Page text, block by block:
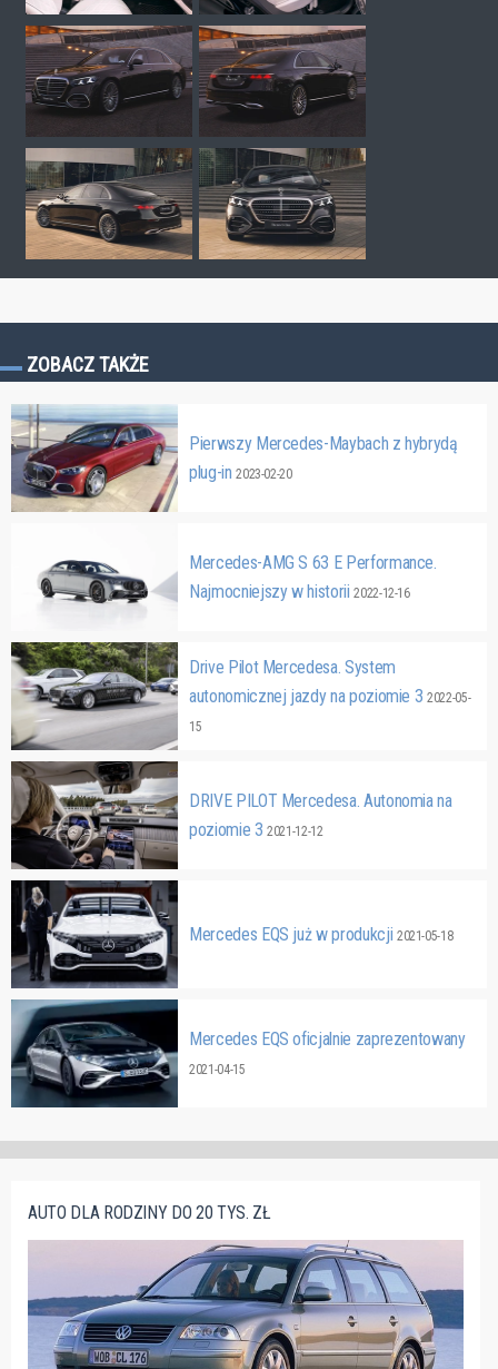
ZOBACZ TAKŻE
Pierwszy Mercedes-Maybach z hybrydą
plug-in2023-02-20
Mercedes-AMG S 63 E Performance.
Najmocniejszy w historii2022-12-16
Drive Pilot Mercedesa. System
autonomicznej jazdy na poziomie 32022-05-
15
DRIVE PILOT Mercedesa. Autonomia na
poziomie 32021-12-12
Mercedes EQS już w produkcji 2021-05-18
Mercedes EQS oficjalnie zaprezentowany
2021-04-15
AUTO DLA RODZINY DO 20 TYS. ZŁ